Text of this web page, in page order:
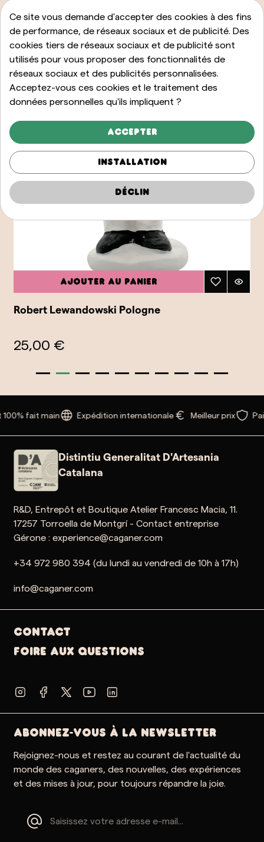
Ajouter au panier
Robert Lewandowski Pologne
25,00 €
fait main Expédition internationale Meilleur prix
Distintiu Generalitat D'Artesania
Catalana
R&D, Entrepôt et Boutique Atelier Francesc Macia, 11.
17257 Torroella de Montgrí - Contact entreprise
Gérone : experience@caganer.com
+34 972 980 394 (du lundi au vendredi de 10h à 17h)
info@caganer.com
Contact
Foire aux questions
ABONNEZ-VOUS À LA NEWSLETTER
Rejoignez-nous et restez au courant de l'actualité du
monde des caganers, des nouvelles, des expériences
et des mises à jour, pour toujours répandre la joie.
Ce site vous demande d'accepter des cookies à des fins
de performance, de réseaux sociaux et de publicité. Des
cookies tiers de réseaux sociaux et de publicité sont
utilisés pour vous proposer des fonctionnalités de
réseaux sociaux et des publicités personnalisées.
Acceptez-vous ces cookies et le traitement des
données personnelles qu'ils impliquent ?
Accepter
Installation
Déclin